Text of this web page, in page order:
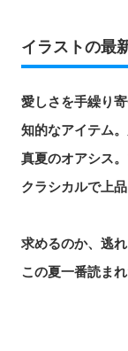
イラストの最
愛しさを手繰り
知的なアイテム
真夏のオアシス
クラシカルで上
求めるのか、逃
この夏一番読ま